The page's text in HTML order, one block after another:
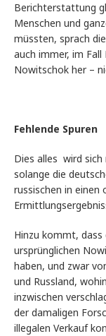
Berichterstattung
Menschen und
müssten, sprach
auch immer, im
Nowitschok her –
Fehlende Spuren
Dies alles wird sich
solange die
russischen in einen
Hinzu kommt, dass
ursprünglichen
haben, und zwar
und Russland,
inzwischen
der damaligen
illegalen Verkauf